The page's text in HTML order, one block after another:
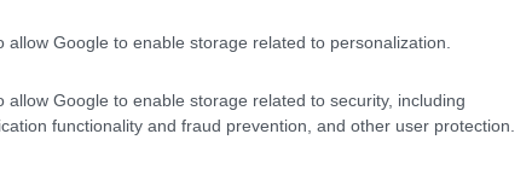
allow Google to enable storage related to personalization.
allow Google to enable storage related to security, including
functionality and fraud prevention, and other user protection.